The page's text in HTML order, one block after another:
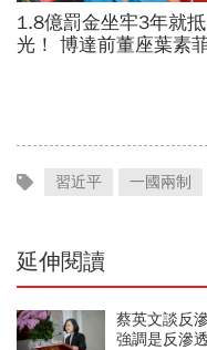
1.8億罰金坐牢3年就抵
光！ 博達前董座葉素
習近平 一國兩制
延伸閱讀
蔡英文談反
強調是反滲